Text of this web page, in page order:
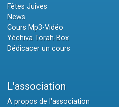
Fêtes Juives
News
Cours Mp3-Vidéo
Yéchiva Torah-Box
Dédicacer un cours
L'association
A propos de l'association